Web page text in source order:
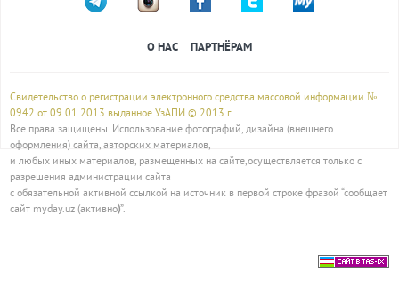
О НАС ПАРТНЁРАМ
Свидетельство о регистрации электронного средства массовой информации №
0942 от 09.01.2013 выданное УзАПИ © 2013 г.
Все права защищены. Использование фотографий, дизайна (внешнего
оформления) сайта, авторских материалов,
и любых иных материалов, размещенных на сайте,осуществляется только с
разрешения администрации сайта
с обязательной активной ссылкой на источник в первой строке фразой “сообщает
сайт myday.uz (активно)”.